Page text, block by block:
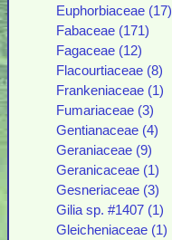
Euphorbiaceae (17)
Fabaceae (171)
Fagaceae (12)
Flacourtiaceae (8)
Frankeniaceae (1)
Fumariaceae (3)
Gentianaceae (4)
Geraniaceae (9)
Geranicaceae (1)
Gesneriaceae (3)
Gilia sp. #1407 (1)
Gleicheniaceae (1)